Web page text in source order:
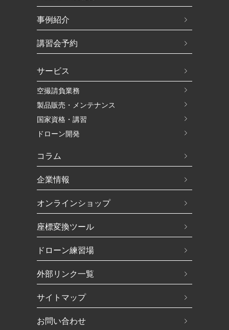
事例紹介
講習会予約
サービス
空撮請負業務
製品販売・メンテナンス
国家資格・講習
ドローン開発
コラム
企業情報
オンラインショップ
座標変換ツール
ドローン練習場
外部リンク一覧
サイトマップ
お問い合わせ